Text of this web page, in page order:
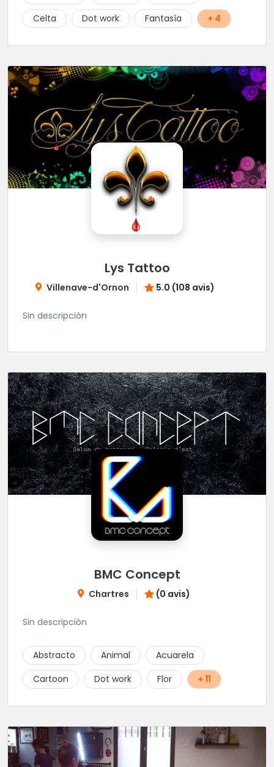
Celta
Dot work Fantasía + 4
Lys Tattoo
Villenave-d'Ornon 5.0 (108 avis)
Sin descripción
BMC Concept
Chartres (0 avis)
Sin descripción
Abstracto Animal
Acuarela
Cartoon
Dot work Flor + 11